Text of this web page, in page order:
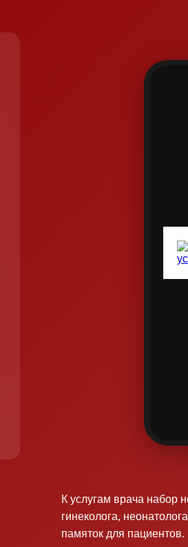
К услугам врача набор
гинеколога,
памяток для пациентов.